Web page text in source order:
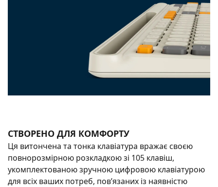
СТВОРЕНО ДЛЯ КОМФОРТУ
Ця витончена та тонка клавіатура вражає своєю
повнорозмірною розкладкою зі 105 клавіш,
укомплектованою зручною цифровою клавіатурою
для всіх ваших потреб, пов’язаних із наявністю